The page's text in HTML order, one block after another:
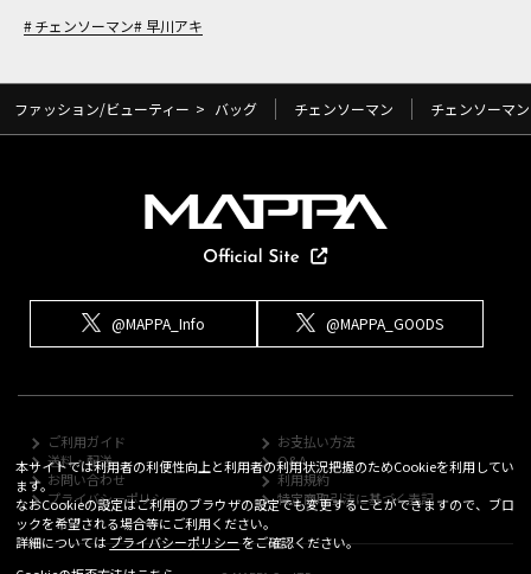
チェンソーマン 早川アキ
ファッション/ビューティー > バッグ チェンソーマン チェンソーマン
@MAPPA_Info @MAPPA_GOODS
ご利用ガイド
お支払い方法
送料・配送
Q&A
お問い合わせ
利用規約
プライバシーポリシー
特定商取引法に基づく表記
本サイトでは利用者の利便性向上と利用者の利用状況把握のためCookieを利用してい
ます。
なおCookieの設定はご利用のブラウザの設定でも変更することができますので、ブロ
ックを希望される場合等にご利用ください。
詳細についてはプライバシーポリシーをご確認ください。